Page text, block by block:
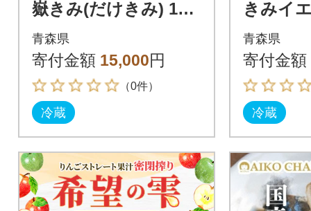
嶽きみ(だけきみ) 10
本 L～2Lサイズ 冷蔵
青森県
寄付金額 15,000円
（0件）
冷蔵
きみイ
ル」プ
もろこ
青森県
寄付金額
冷蔵